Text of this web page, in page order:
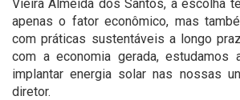
Vieira Almeida dos Santos, a escolha
apenas o fator econômico, mas
com práticas sustentáveis a longo
com a economia gerada, estudamos
implantar energia solar nas nossas
diretor.